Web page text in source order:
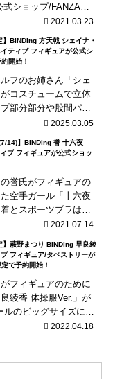
ショップ/FANZA限
パーツは柔らかい素
2021.03.23
】BINDing 方天戟 シェイナ・
ティブ フィギュアが公式シ
開始！
フのお姉さん「シェ
コスチュームで立体
部分部分や股間パー
ストオフ可能！2025.03.05
14)】BINDing 誉 十六夜
ブ フィギュアが公式ショッ
誉氏がフィギュアの
空手ガール「十六夜
とスポーツブラは布
エーションが再現可
力...
2021.07.14
】蕨野まつり BINDing 早良綾
フィギュア/タペストリーが
で予約開始！
がフィギュアのために
綾香 体操服Ver.」が
のビッグサイズに布
バニー姿の時とはちょ
2022.04.18